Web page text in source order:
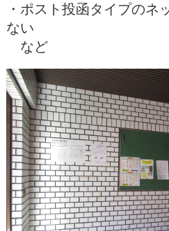
・ポスト投函タイプのネ
ない
など